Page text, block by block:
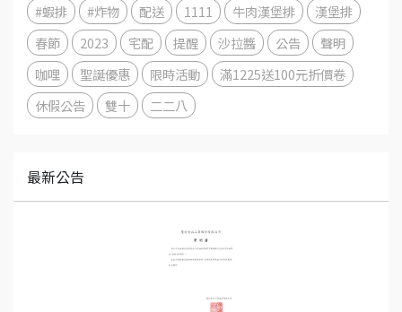
#蝦排
#炸物 配送 1111 牛肉漢堡排
漢堡排
春節
2023 宅配 提醒 沙拉醬 公告
聲明
咖哩
聖誕優惠 限時活動
滿1225送100元折價卷
休假公告
雙十 二二八
最新公告